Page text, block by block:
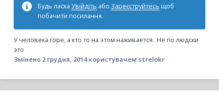
Будь ласка Увійдіть або Зареєструйтесь щоб
побачити посилання.
У человека горе, а кто то на этом наживается. Не по людски
это
Змінено 2 грудня, 2014користувачем strelokr